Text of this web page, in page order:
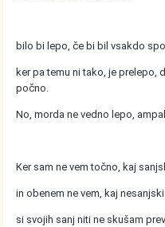
bilo bi lepo, če bi bil vsakdo
ker pa temu ni tako, je prelepo,
počno.
No, morda ne vedno lepo,
Ker sam ne vem točno, kaj
in obenem ne vem, kaj
si svojih sanj niti ne skušam